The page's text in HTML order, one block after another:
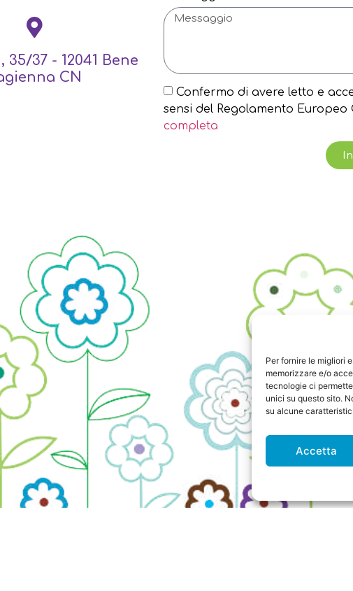
Per fornire le migliori
memorizzare e/o
tecnologie ci
unici su questo sito.
su alcune
Accetta
37 - 12041 Bene
CN
Confermo di avere letto e
sensi del Regolamento Europeo
completa